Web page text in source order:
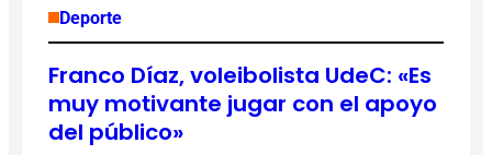
Deporte
Franco Díaz, voleibolista UdeC: «Es
muy motivante jugar con el apoyo
del público»